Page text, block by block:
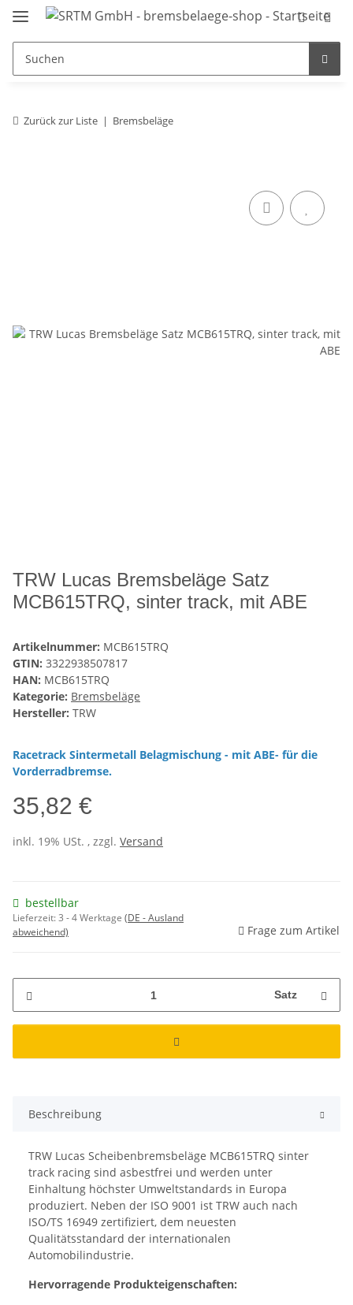
Zurück zur Liste Bremsbeläge
TRW Lucas Bremsbeläge Satz
MCB615TRQ, sinter track, mit ABE
Artikelnummer: MCB615TRQ
GTIN: 3322938507817
HAN: MCB615TRQ
Kategorie: Bremsbeläge
Hersteller: TRW
Racetrack Sintermetall Belagmischung - mit ABE- für die
Vorderradbremse.
35,82 €
inkl. 19% USt. , zzgl. Versand
bestellbar
Lieferzeit:3 - 4 Werktage (DE - Ausland
abweichend)
Frage zum Artikel
Satz
Beschreibung
TRW Lucas Scheibenbremsbeläge MCB615TRQ sinter
track racing sind asbestfrei und werden unter
Einhaltung höchster Umweltstandards in Europa
produziert. Neben der ISO 9001 ist TRW auch nach
ISO/TS 16949 zertifiziert, dem neuesten
Qualitätsstandard der internationalen
Automobilindustrie.
Hervorragende Produkteigenschaften: